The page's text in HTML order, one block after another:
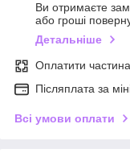
Ви отримаєте
або гроші
Детальніше
Оплатити
Післяплата за
Всі умови оплати